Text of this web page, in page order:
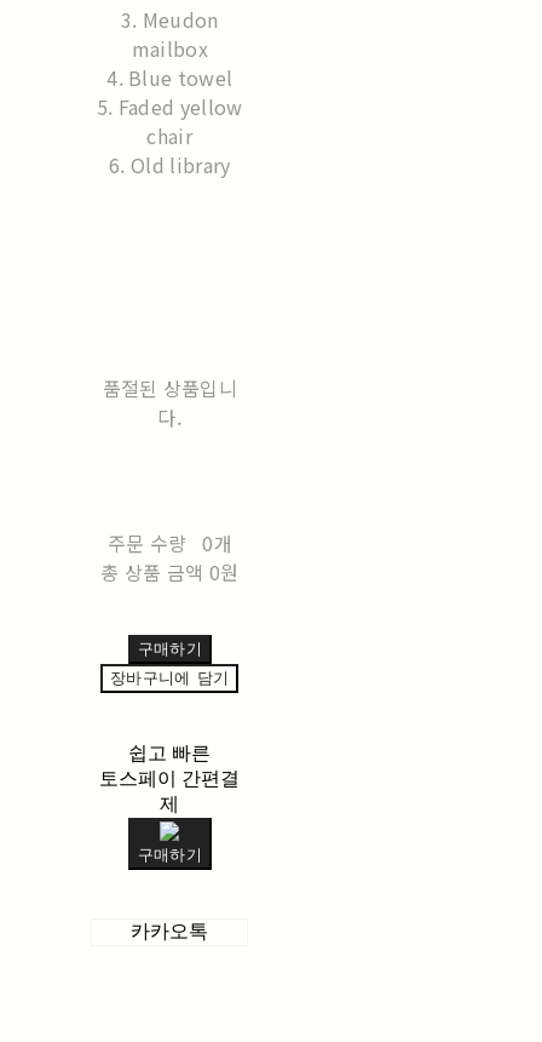
3. Meudon
mailbox
4. Blue towel
5. Faded yellow
chair
6. Old library
품절된 상품입니
다.
주문 수량 0개
총 상품 금액 0원
구매하기
장바구니에 담기
쉽고 빠른
토스페이 간편결
제
구매하기
카카오톡